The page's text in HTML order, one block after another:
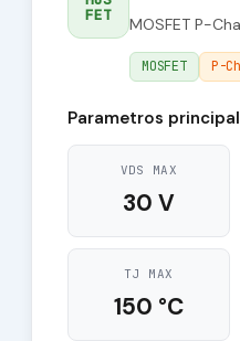
FET
MOSFET P-
MOSFET P-
Parametros
VDS MAX
30 V
TJ MAX
150 °C